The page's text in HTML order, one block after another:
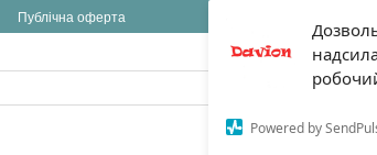
Powered by
Публічна оферта